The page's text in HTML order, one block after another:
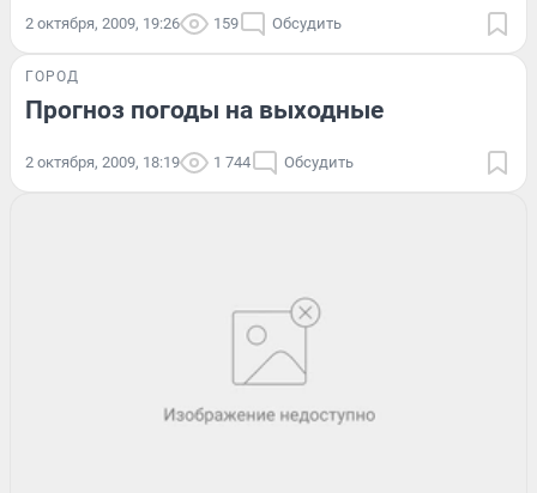
2 октября, 2009, 19:26 159 Обсудить
ГОРОД
Прогноз погоды на выходные
2 октября, 2009, 18:19 1 744 Обсудить